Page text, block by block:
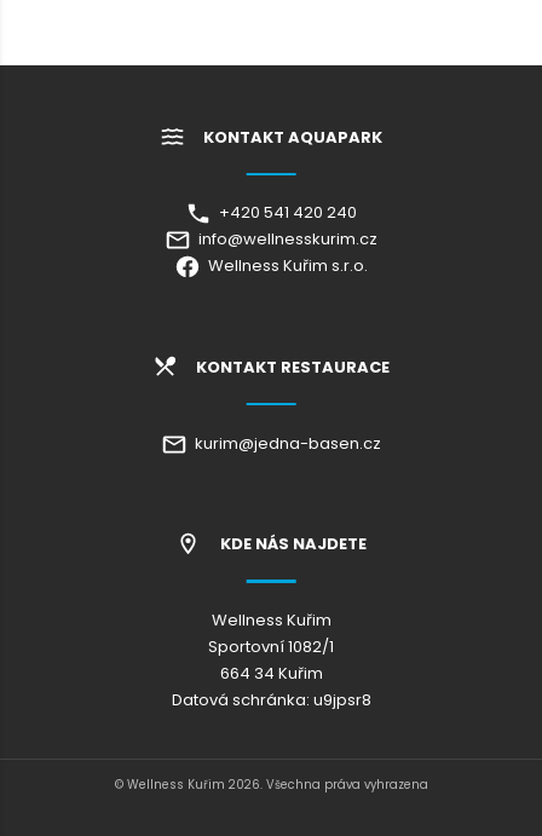
KONTAKT AQUAPARK
+420 541 420 240
info@wellnesskurim.cz
Wellness Kuřim s.r.o.
KONTAKT RESTAURACE
kurim@jedna-basen.cz
KDE NÁS NAJDETE
Wellness Kuřim
Sportovní 1082/1
664 34 Kuřim
Datová schránka: u9jpsr8
© Wellness Kuřim 2026. Všechna práva vyhrazena